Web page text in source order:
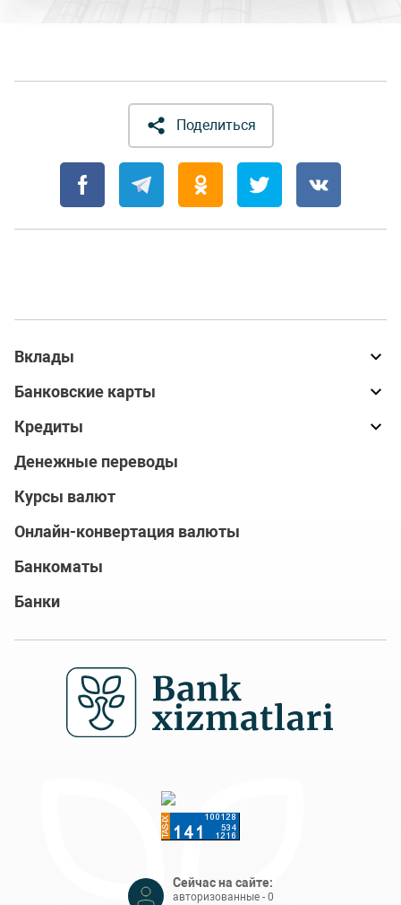
Поделиться
Вклады
Банковские карты
Кредиты
Денежные переводы
Курсы валют
Онлайн-конвертация валюты
Банкоматы
Банки
Сейчас на сайте:
авторизованные - 0